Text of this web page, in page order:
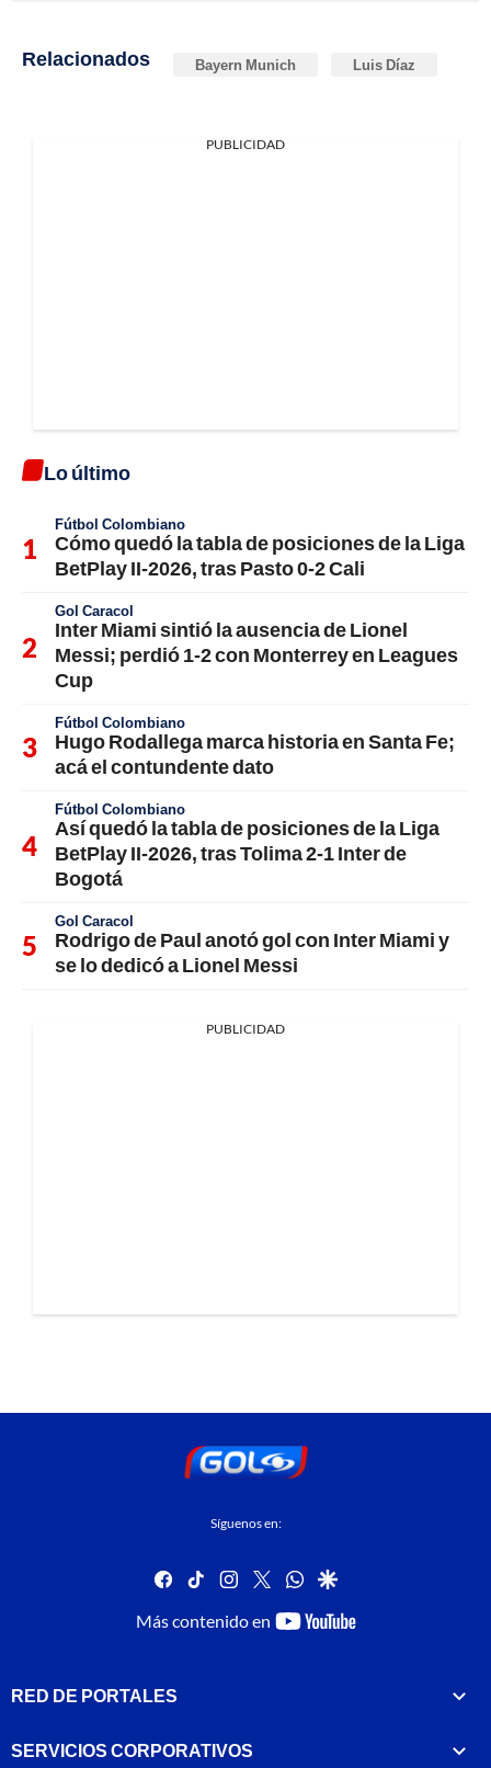
Relacionados Bayern Munich Luis Díaz
PUBLICIDAD
Lo último
Fútbol Colombiano
Cómo quedó la tabla de posiciones de la Liga
BetPlay II-2026, tras Pasto 0-2 Cali
Gol Caracol
Inter Miami sintió la ausencia de Lionel
Messi; perdió 1-2 con Monterrey en Leagues
Cup
Fútbol Colombiano
Hugo Rodallega marca historia en Santa Fe;
acá el contundente dato
Fútbol Colombiano
Así quedó la tabla de posiciones de la Liga
BetPlay II-2026, tras Tolima 2-1 Inter de
Bogotá
Gol Caracol
Rodrigo de Paul anotó gol con Inter Miami y
se lo dedicó a Lionel Messi
PUBLICIDAD
Síguenos en:
facebook
tiktok instagram
twitterwhatsapp
google
Más contenido en
youtube-
RED DE PORTALES
SERVICIOS CORPORATIVOS